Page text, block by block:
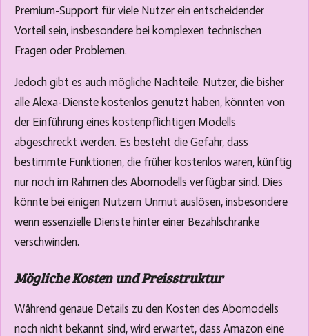
Premium-Support für viele Nutzer ein entscheidender
Vorteil sein, insbesondere bei komplexen technischen
Fragen oder Problemen.
Jedoch gibt es auch mögliche Nachteile. Nutzer, die bisher
alle Alexa-Dienste kostenlos genutzt haben, könnten von
der Einführung eines kostenpflichtigen Modells
abgeschreckt werden. Es besteht die Gefahr, dass
bestimmte Funktionen, die früher kostenlos waren, künftig
nur noch im Rahmen des Abomodells verfügbar sind. Dies
könnte bei einigen Nutzern Unmut auslösen, insbesondere
wenn essenzielle Dienste hinter einer Bezahlschranke
verschwinden.
Mögliche Kosten und Preisstruktur
Während genaue Details zu den Kosten des Abomodells
noch nicht bekannt sind, wird erwartet, dass Amazon eine